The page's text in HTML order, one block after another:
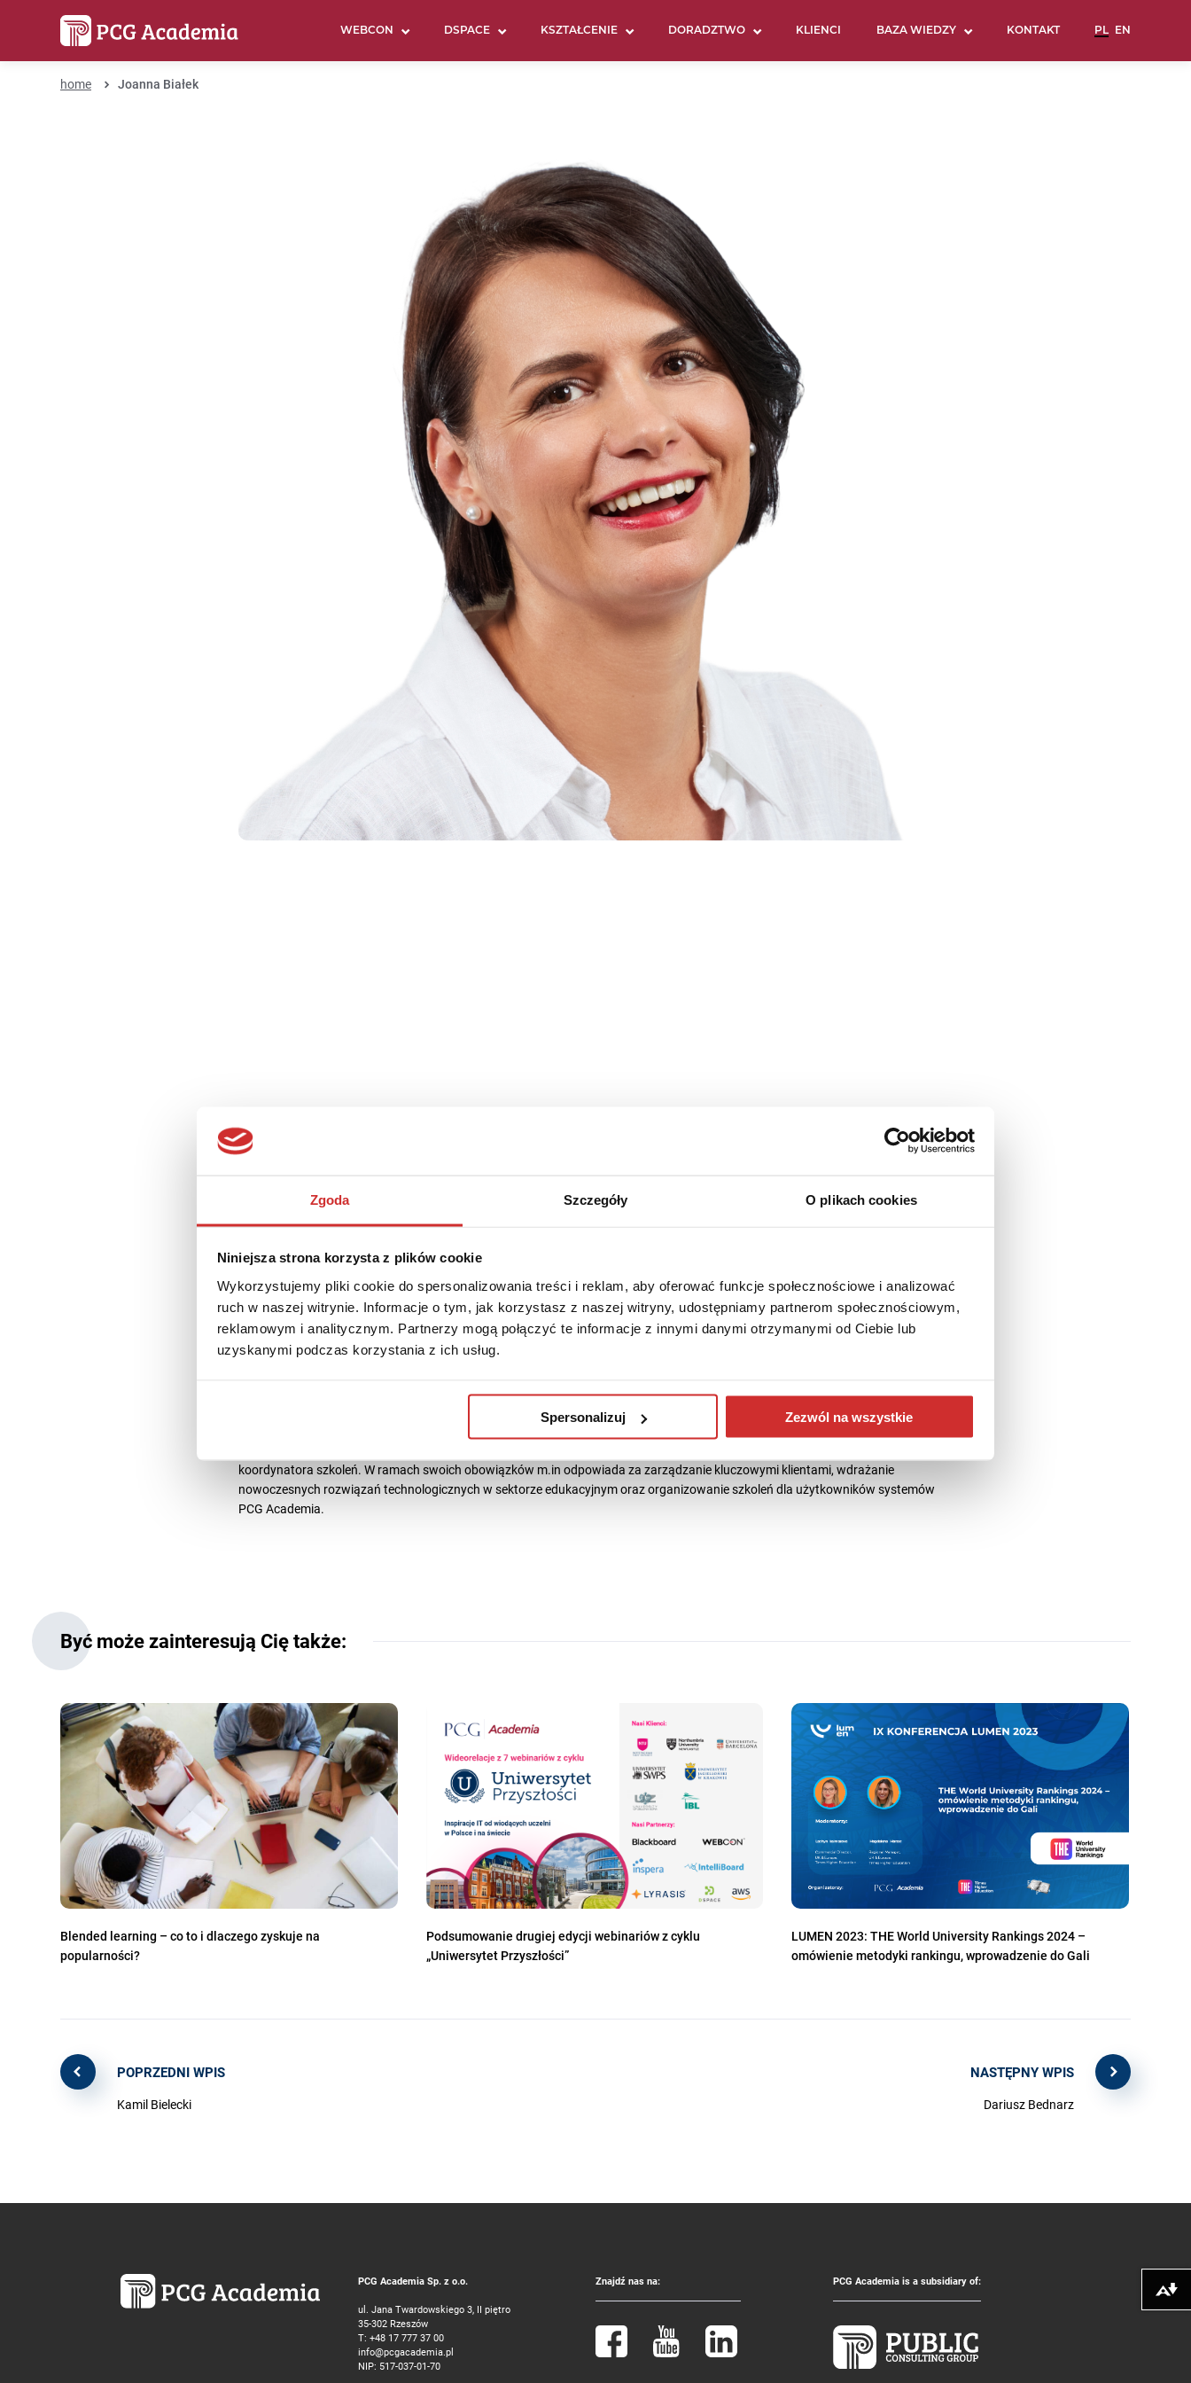
Zgoda Szczegóły O plikach cookies
Niniejsza strona korzysta z plików cookie
Wykorzystujemy pliki cookie do spersonalizowania treści i reklam, aby oferować funkcje społecznościowe i analizować
ruch w naszej witrynie. Informacje o tym, jak korzystasz z naszej witryny, udostępniamy partnerom społecznościowym,
reklamowym i analitycznym. Partnerzy mogą połączyć te informacje z innymi danymi otrzymanymi od Ciebie lub
uzyskanymi podczas korzystania z ich usług.
Spersonalizuj Zezwól na wszystkie
WEBCON DSPACE KSZTAŁCENIE DORADZTWO KLIENCI BAZA WIEDZY KONTAKT
home Joanna Białek
Joanna Białek
Joanna Białek ze szkolnictwem wyższym związana jest od 13 lat. Najpierw jako pracownik administracyjny w Dziekanacie, potem
koordynatora szkoleń. W ramach swoich obowiązków m.in odpowiada za zarządzanie kluczowymi klientami, wdrażanie
nowoczesnych rozwiązań technologicznych w sektorze edukacyjnym oraz organizowanie szkoleń dla użytkowników systemów
PCG Academia.
Być może zainteresują Cię także:
Blended learning – co to i dlaczego zyskuje na
popularności?
Podsumowanie drugiej edycji webinariów z cyklu
„Uniwersytet Przyszłości”
LUMEN 2023: THE World University Rankings 2024 –
omówienie metodyki rankingu, wprowadzenie do Gali
POPRZEDNI WPIS
Kamil Bielecki
NASTĘPNY WPIS
Dariusz Bednarz
PCG Academia Sp. z o.o.
ul. Jana Twardowskiego 3, II piętro
35-302 Rzeszów
T: +48 17 777 37 00
info@pcgacademia.pl
NIP: 517-037-01-70
Znajdź nas na: PCG Academia is a subsidiary of:
Pobierz